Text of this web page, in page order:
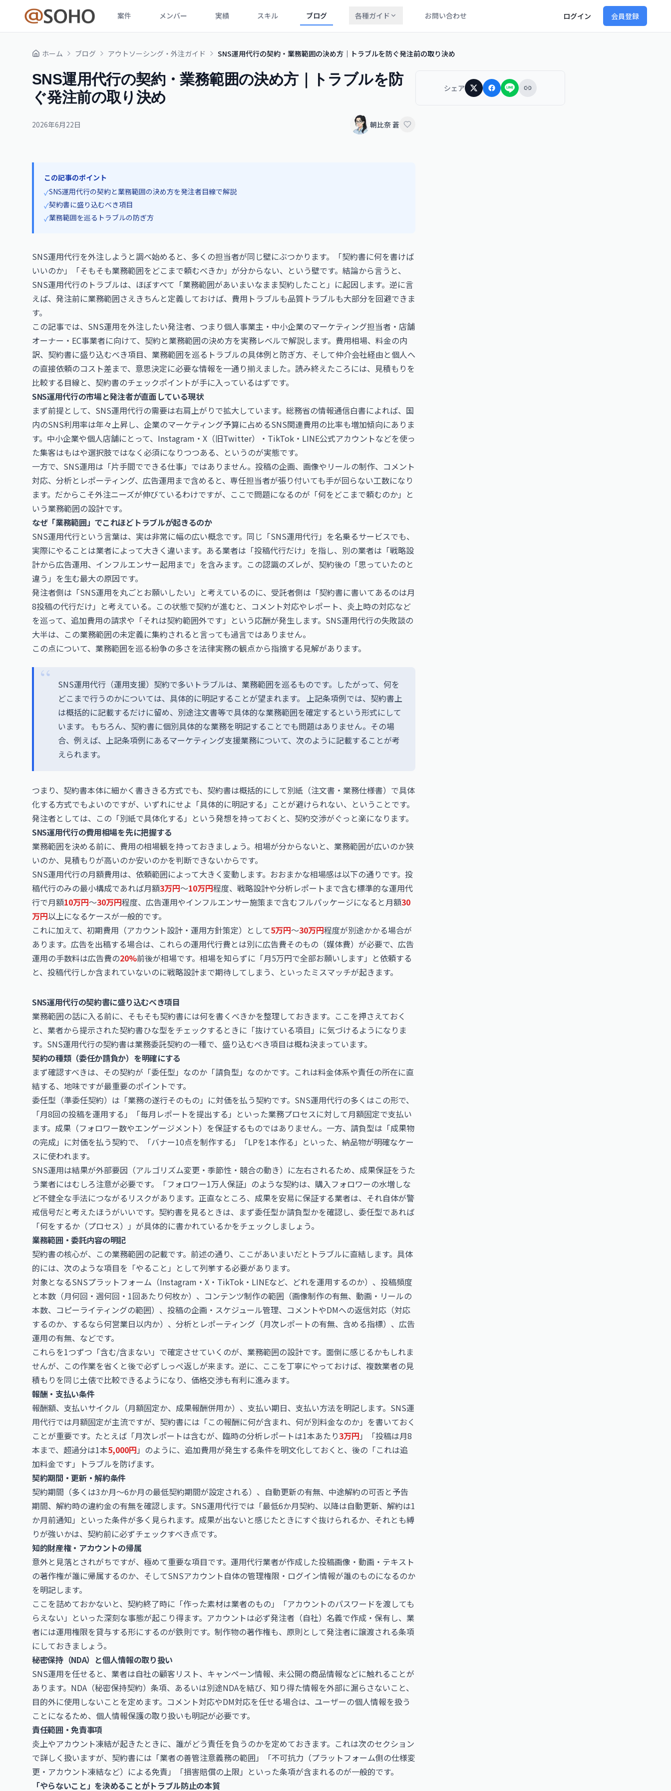
案件 メンバー 実績 スキル ブログ 各種ガイド お問い合わせ ログイン 会員登録
ホーム ブログ アウトソーシング・外注ガイド SNS運用代行の契約・業務範囲の決め方｜トラブルを防ぐ発注前の取り決め
SNS運用代行の契約・業務範囲の決め方｜トラブルを防
ぐ発注前の取り決め
2026年6月22日 朝比奈 蒼
この記事のポイント
✓SNS運用代行の契約と業務範囲の決め方を発注者目線で解説
✓契約書に盛り込むべき項目
✓業務範囲を巡るトラブルの防ぎ方
SNS運用代行を外注しようと調べ始めると、多くの担当者が同じ壁にぶつかります。「契約書に何を書けば
いいのか」「そもそも業務範囲をどこまで頼むべきか」が分からない、という壁です。結論から言うと、
SNS運用代行のトラブルは、ほぼすべて「業務範囲があいまいなまま契約したこと」に起因します。逆に言
えば、発注前に業務範囲さえきちんと定義しておけば、費用トラブルも品質トラブルも大部分を回避できま
す。
この記事では、SNS運用を外注したい発注者、つまり個人事業主・中小企業のマーケティング担当者・店舗
オーナー・EC事業者に向けて、契約と業務範囲の決め方を実務レベルで解説します。費用相場、料金の内
訳、契約書に盛り込むべき項目、業務範囲を巡るトラブルの具体例と防ぎ方、そして仲介会社経由と個人へ
の直接依頼のコスト差まで、意思決定に必要な情報を一通り揃えました。読み終えたころには、見積もりを
比較する目線と、契約書のチェックポイントが手に入っているはずです。
SNS運用代行の市場と発注者が直面している現状
まず前提として、SNS運用代行の需要は右肩上がりで拡大しています。総務省の情報通信白書によれば、国
内のSNS利用率は年々上昇し、企業のマーケティング予算に占めるSNS関連費用の比率も増加傾向にありま
す。中小企業や個人店舗にとって、Instagram・X（旧Twitter）・TikTok・LINE公式アカウントなどを使っ
た集客はもはや選択肢ではなく必須になりつつある、というのが実態です。
一方で、SNS運用は「片手間でできる仕事」ではありません。投稿の企画、画像やリールの制作、コメント
対応、分析とレポーティング、広告運用まで含めると、専任担当者が張り付いても手が回らない工数になり
ます。だからこそ外注ニーズが伸びているわけですが、ここで問題になるのが「何をどこまで頼むのか」と
いう業務範囲の設計です。
なぜ「業務範囲」でこれほどトラブルが起きるのか
SNS運用代行という言葉は、実は非常に幅の広い概念です。同じ「SNS運用代行」を名乗るサービスでも、
実際にやることは業者によって大きく違います。ある業者は「投稿代行だけ」を指し、別の業者は「戦略設
計から広告運用、インフルエンサー起用まで」を含みます。この認識のズレが、契約後の「思っていたのと
違う」を生む最大の原因です。
発注者側は「SNS運用を丸ごとお願いしたい」と考えているのに、受託者側は「契約書に書いてあるのは月
8投稿の代行だけ」と考えている。この状態で契約が進むと、コメント対応やレポート、炎上時の対応など
を巡って、追加費用の請求や「それは契約範囲外です」という応酬が発生します。SNS運用代行の失敗談の
大半は、この業務範囲の未定義に集約されると言っても過言ではありません。
この点について、業務範囲を巡る紛争の多さを法律実務の観点から指摘する見解があります。
SNS運用代行（運用支援）契約で多いトラブルは、業務範囲を巡るものです。したがって、何を
どこまで行うのかについては、具体的に明記することが望まれます。 上記条項例では、契約書上
は概括的に記載するだけに留め、別途注文書等で具体的な業務範囲を確定するという形式にして
います。 もちろん、契約書に個別具体的な業務を明記することでも問題はありません。その場
合、例えば、上記条項例にあるマーケティング支援業務について、次のように記載することが考
えられます。
つまり、契約書本体に細かく書ききる方式でも、契約書は概括的にして別紙（注文書・業務仕様書）で具体
化する方式でもよいのですが、いずれにせよ「具体的に明記する」ことが避けられない、ということです。
発注者としては、この「別紙で具体化する」という発想を持っておくと、契約交渉がぐっと楽になります。
SNS運用代行の費用相場を先に把握する
業務範囲を決める前に、費用の相場観を持っておきましょう。相場が分からないと、業務範囲が広いのか狭
いのか、見積もりが高いのか安いのかを判断できないからです。
SNS運用代行の月額費用は、依頼範囲によって大きく変動します。おおまかな相場感は以下の通りです。投
稿代行のみの最小構成であれば月額3万円〜10万円程度、戦略設計や分析レポートまで含む標準的な運用代
行で月額10万円〜30万円程度、広告運用やインフルエンサー施策まで含むフルパッケージになると月額30
万円以上になるケースが一般的です。
これに加えて、初期費用（アカウント設計・運用方針策定）として5万円〜30万円程度が別途かかる場合が
あります。広告を出稿する場合は、これらの運用代行費とは別に広告費そのもの（媒体費）が必要で、広告
運用の手数料は広告費の20%前後が相場です。相場を知らずに「月5万円で全部お願いします」と依頼する
と、投稿代行しか含まれていないのに戦略設計まで期待してしまう、といったミスマッチが起きます。
SNS運用代行の契約書に盛り込むべき項目
業務範囲の話に入る前に、そもそも契約書には何を書くべきかを整理しておきます。ここを押さえておく
と、業者から提示された契約書ひな型をチェックするときに「抜けている項目」に気づけるようになりま
す。SNS運用代行の契約書は業務委託契約の一種で、盛り込むべき項目は概ね決まっています。
契約の種類（委任か請負か）を明確にする
まず確認すべきは、その契約が「委任型」なのか「請負型」なのかです。これは料金体系や責任の所在に直
結する、地味ですが最重要のポイントです。
委任型（準委任契約）は「業務の遂行そのもの」に対価を払う契約です。SNS運用代行の多くはこの形で、
「月8回の投稿を運用する」「毎月レポートを提出する」といった業務プロセスに対して月額固定で支払い
ます。成果（フォロワー数やエンゲージメント）を保証するものではありません。一方、請負型は「成果物
の完成」に対価を払う契約で、「バナー10点を制作する」「LPを1本作る」といった、納品物が明確なケー
スに使われます。
SNS運用は結果が外部要因（アルゴリズム変更・季節性・競合の動き）に左右されるため、成果保証をうた
う業者にはむしろ注意が必要です。「フォロワー1万人保証」のような契約は、購入フォロワーの水増しな
ど不健全な手法につながるリスクがあります。正直なところ、成果を安易に保証する業者は、それ自体が警
戒信号だと考えたほうがいいです。契約書を見るときは、まず委任型か請負型かを確認し、委任型であれば
「何をするか（プロセス）」が具体的に書かれているかをチェックしましょう。
業務範囲・委託内容の明記
契約書の核心が、この業務範囲の記載です。前述の通り、ここがあいまいだとトラブルに直結します。具体
的には、次のような項目を「やること」として列挙する必要があります。
対象となるSNSプラットフォーム（Instagram・X・TikTok・LINEなど、どれを運用するのか）、投稿頻度
と本数（月何回・週何回・1回あたり何枚か）、コンテンツ制作の範囲（画像制作の有無、動画・リールの
本数、コピーライティングの範囲）、投稿の企画・スケジュール管理、コメントやDMへの返信対応（対応
するのか、するなら何営業日以内か）、分析とレポーティング（月次レポートの有無、含める指標）、広告
運用の有無、などです。
これらを1つずつ「含む/含まない」で確定させていくのが、業務範囲の設計です。面倒に感じるかもしれま
せんが、この作業を省くと後で必ずしっぺ返しが来ます。逆に、ここを丁寧にやっておけば、複数業者の見
積もりを同じ土俵で比較できるようになり、価格交渉も有利に進みます。
報酬・支払い条件
報酬額、支払いサイクル（月額固定か、成果報酬併用か）、支払い期日、支払い方法を明記します。SNS運
用代行では月額固定が主流ですが、契約書には「この報酬に何が含まれ、何が別料金なのか」を書いておく
ことが重要です。たとえば「月次レポートは含むが、臨時の分析レポートは1本あたり3万円 」「投稿は月8
本まで、超過分は1本5,000円 」のように、追加費用が発生する条件を明文化しておくと、後の「これは追
加料金です」トラブルを防げます。
契約期間・更新・解約条件
契約期間（多くは3か月〜6か月の最低契約期間が設定される）、自動更新の有無、中途解約の可否と予告
期間、解約時の違約金の有無を確認します。SNS運用代行では「最低6か月契約、以降は自動更新、解約は1
か月前通知」といった条件が多く見られます。成果が出ないと感じたときにすぐ抜けられるか、それとも縛
りが強いかは、契約前に必ずチェックすべき点です。
知的財産権・アカウントの帰属
意外と見落とされがちですが、極めて重要な項目です。運用代行業者が作成した投稿画像・動画・テキスト
の著作権が誰に帰属するのか、そしてSNSアカウント自体の管理権限・ログイン情報が誰のものになるのか
を明記します。
ここを詰めておかないと、契約終了時に「作った素材は業者のもの」「アカウントのパスワードを渡しても
らえない」といった深刻な事態が起こり得ます。アカウントは必ず発注者（自社）名義で作成・保有し、業
者には運用権限を貸与する形にするのが鉄則です。制作物の著作権も、原則として発注者に譲渡される条項
にしておきましょう。
秘密保持（NDA）と個人情報の取り扱い
SNS運用を任せると、業者は自社の顧客リスト、キャンペーン情報、未公開の商品情報などに触れることが
あります。NDA（秘密保持契約）条項、あるいは別途NDAを結び、知り得た情報を外部に漏らさないこと、
目的外に使用しないことを定めます。コメント対応やDM対応を任せる場合は、ユーザーの個人情報を扱う
ことになるため、個人情報保護の取り扱いも明記が必要です。
責任範囲・免責事項
炎上やアカウント凍結が起きたときに、誰がどう責任を負うのかを定めておきます。これは次のセクション
で詳しく扱いますが、契約書には「業者の善管注意義務の範囲」「不可抗力（プラットフォーム側の仕様変
更・アカウント凍結など）による免責」「損害賠償の上限」といった条項が含まれるのが一般的です。
「やらないこと」を決めることがトラブル防止の本質
シェア